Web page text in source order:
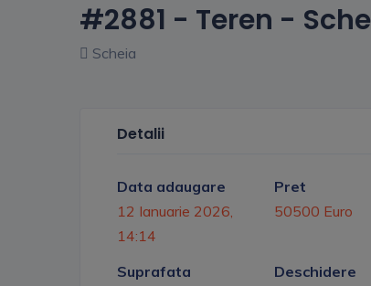
#2881 - Teren -
Scheia
Detalii
Data adaugare
12 Ianuarie 2026,
14:14
Pret
50500 Euro
Suprafata
Deschidere